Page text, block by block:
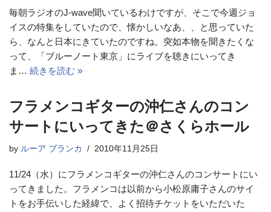
毎朝ラジオのJ-wave聞いているわけですが、そこで今週ジョ
イスの特集をしていたので、懐かしいなあ、、と思っていた
ら、なんと日本にきていたのですね。突如本物を聞きたくな
って、「ブルーノート東京」にライブを聴きにいってき
ま… 続きを読む »
フラメンコギターの沖仁さんのコン
サートにいってきた＠さくらホール
by ルーア ブランカ 2010年11月25日
11/24（水）にフラメンコギターの沖仁さんのコンサートにい
ってきました。フラメンコは以前から小松原庸子さんのサイ
トをお手伝いした経緯で、よく招待チケットをいただいた